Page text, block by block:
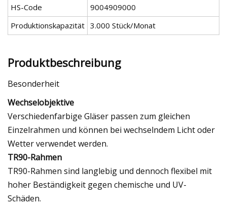
HS-Code
9004909000
Produktionskapazität 3.000 Stück/Monat
Produktbeschreibung
Besonderheit
Wechselobjektive
Verschiedenfarbige Gläser passen zum gleichen
Einzelrahmen und können bei wechselndem Licht oder
Wetter verwendet werden.
TR90-Rahmen
TR90-Rahmen sind langlebig und dennoch flexibel mit
hoher Beständigkeit gegen chemische und UV-
Schäden.